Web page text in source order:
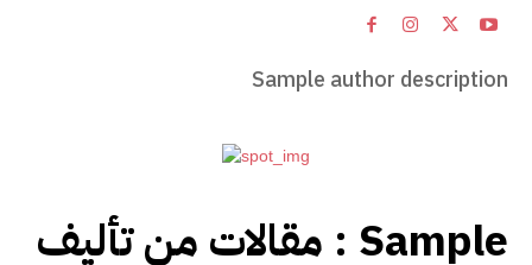
Sample author description
مقالات من تأليف : Sample